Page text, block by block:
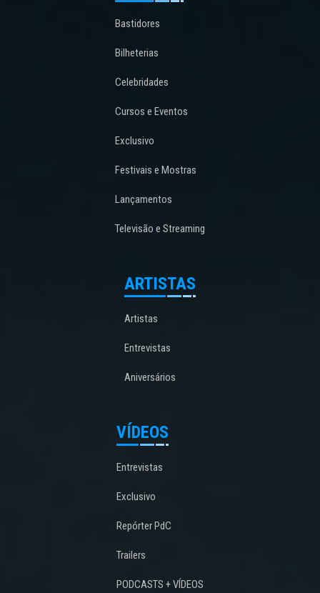
Bastidores
Bilheterias
Celebridades
Cursos e Eventos
Exclusivo
Festivais e Mostras
Lançamentos
Televisão e Streaming
ARTISTAS
Artistas
Entrevistas
Aniversários
VÍDEOS
Entrevistas
Exclusivo
Repórter PdC
Trailers
PODCASTS + VÍDEOS